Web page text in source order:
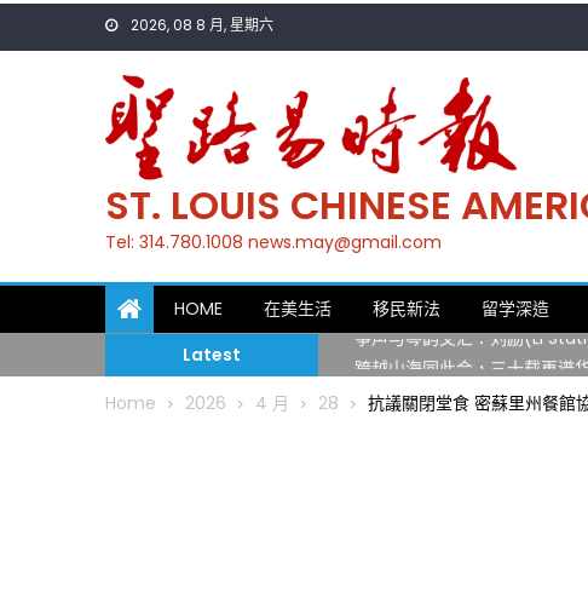
2026, 08 8 月, 星期六
ST. LOUIS CHINESE
Tel: 314.780.1008 news.may@gmail.com
HOME 在美生活 移民新法 留学深造
Latest
一晃三十年，初夏又相逢。
跨越山海同此会，三十载再
三十二载跨越时空的相逢
Home 2026 4 月 28 抗議關閉堂食 密蘇里州餐館